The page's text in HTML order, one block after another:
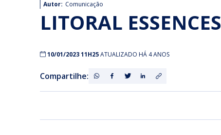
Autor: Comunicação
LITORAL ESSENCES
10/01/2023 11H25ATUALIZADO HÁ 4 ANOS
Compartilhe: